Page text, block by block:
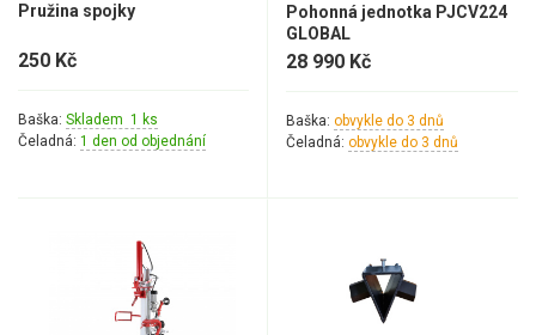
Pružina spojky
250 Kč
Baška: Skladem 1 ks
Čeladná: 1 den od objednání
Pohonná jednotka PJCV224
GLOBAL
28 990 Kč
Baška: obvykle do 3 dnů
Čeladná: obvykle do 3 dnů